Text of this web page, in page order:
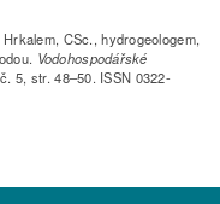
CSc., hydrogeologem,
Vodohospodářské
5, str. 48–50. ISSN 0322-